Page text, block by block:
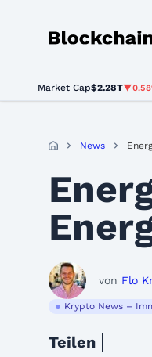
Blockchainwelt
Market Cap$2.28T
News
von Flo
Krypto News –
Teilen